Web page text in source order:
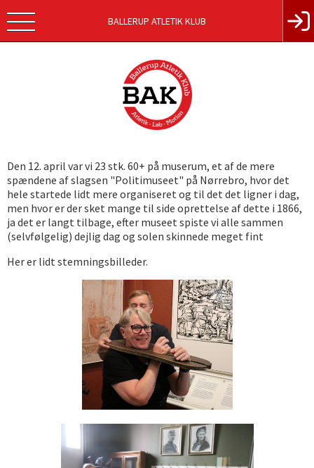
BALLERUP ATLETIK KLUB
Den 12. april var vi 23 stk. 60+ på muserum, et af de mere
spændene af slagsen "Politimuseet" på Nørrebro, hvor det
hele startede lidt mere organiseret og til det det ligner i dag,
men hvor er der sket mange til side oprettelse af dette i 1866,
ja det er langt tilbage, efter museet spiste vi alle sammen
(selvfølgelig) dejlig dag og solen skinnede meget fint
Her er lidt stemningsbilleder.